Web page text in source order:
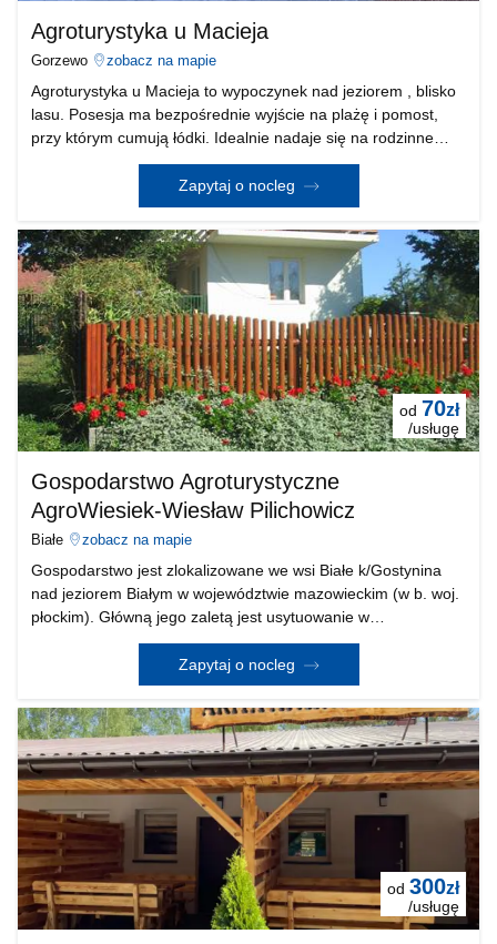
Agroturystyka u Macieja
Gorzewo zobacz na mapie
Agroturystyka u Macieja to wypoczynek nad jeziorem , blisko
lasu. Posesja ma bezpośrednie wyjście na plażę i pomost,
przy którym cumują łódki. Idealnie nadaje się na rodzinne
wakacje w spokojnej okolicy, ale sprawdzi się także dla par.
Mamy tu wygodne noclegi, dostęp d
Zapytaj o nocleg
od 70zł
/usługę
Gospodarstwo Agroturystyczne
AgroWiesiek-Wiesław Pilichowicz
Białe zobacz na mapie
Gospodarstwo jest zlokalizowane we wsi Białe k/Gostynina
nad jeziorem Białym w województwie mazowieckim (w b. woj.
płockim). Główną jego zaletą jest usytuowanie w
bezpośrednim sąsiedztwie jeziora: budynek mieszkalny z
pokojami do wynajęcia jest oddalony od lustra wody
Zapytaj o nocleg
od 300zł
/usługę